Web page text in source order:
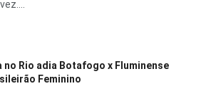
no Rio adia Botafogo x Fluminense
Feminino